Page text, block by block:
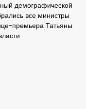
демографической
все министры
премьера Татьяны